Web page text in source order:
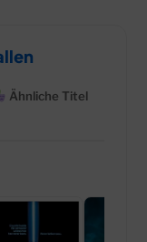
Ähnliche Titel